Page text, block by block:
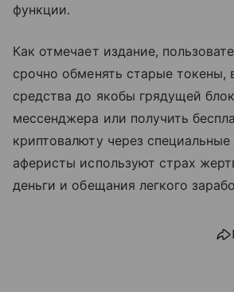
функции.
Как отмечает издание,
срочно обменять старые токены,
средства до якобы грядущей
мессенджера или получить
криптовалюту через
аферисты используют страх
деньги и обещания легкого